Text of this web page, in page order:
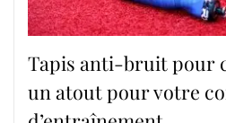
Tapis anti-bruit pour
un atout pour votre